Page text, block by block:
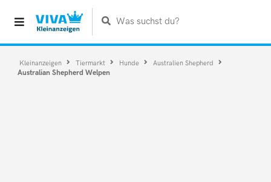
Was suchst du?
Kleinanzeigen Tiermarkt Hunde Australien Shepherd
Australian Shepherd Welpen